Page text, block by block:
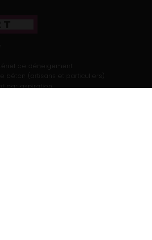
de déneigement
béton (artisans et particuliers)
par aspiration